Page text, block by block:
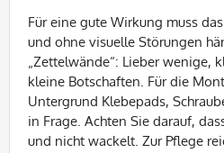
Für eine gute Wirkung muss
und ohne visuelle Störungen
„Zettelwände“: Lieber wenige,
kleine Botschaften. Für die
Untergrund Klebepads,
in Frage. Achten Sie darauf,
und nicht wackelt. Zur Pflege